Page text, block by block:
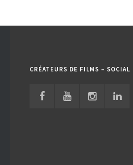
CRÉATEURS DE FILMS – SOCIAL